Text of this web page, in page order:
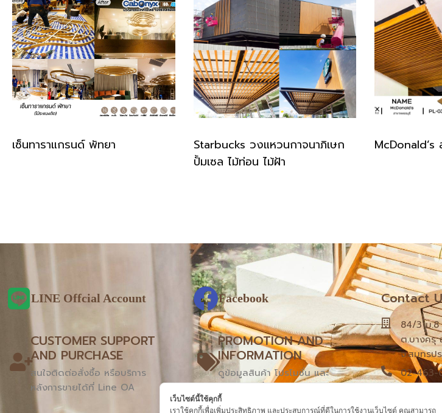
เซ็นทาราแกรนด์ พัทยา
Starbucks วงแหวนกาจนาภิเษก
ปั้มเซล ไม้ท่อน ไม้ฝ้า
McDonald’s
LINE Offcial Account
CUSTOMER SUPPORT
AND PURCHASE
สนใจติดต่อสั่งซื้อ หรือบริการ
หลังการขายได้ที่ Line OA
Facebook
PROMOTION AND
INFORMATION
ดูข้อมูลสินค้า โปรโมชั่น และ
Contact
84/3 ม
ต.บางครุ
จ.สมุทรป
02-463-
เว็บไซต์นี้ใช้คุกกี้
เราใช้คุกกี้เพื่อเพิ่มประสิทธิภาพ และประสบการณ์ที่ดีในการใช้งานเว็บไซต์ คุณสามารถ